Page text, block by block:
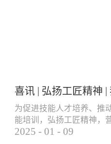
喜讯 | 弘扬工匠精神
有害生物防制员职业
个人一等奖
为促进技能人才培养、推
能培训，弘扬工匠精神，
贵、创造伟大的社会风气
2025 - 01 - 09